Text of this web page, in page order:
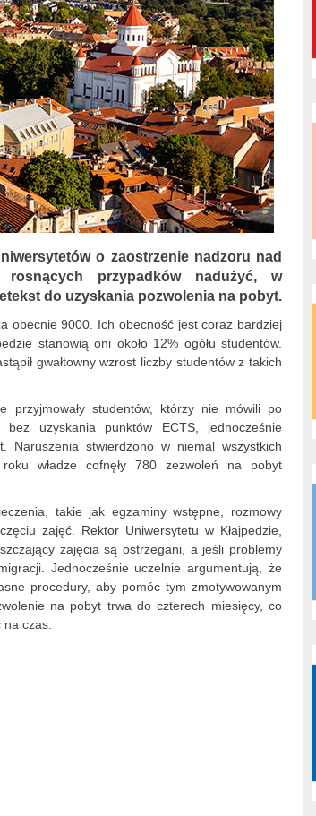
o zaostrzenie nadzoru nad
przypadków nadużyć, w
do uzyskania pozwolenia na pobyt.
obecnie 9000. Ich obecność jest coraz bardziej
stanowią oni około 12% ogółu studentów.
gwałtowny wzrost liczby studentów z takich
przyjmowały studentów, którzy nie mówili po
uzyskania punktów ECTS, jednocześnie
Naruszenia stwierdzono w niemal wszystkich
władze cofnęły 780 zezwoleń na pobyt
takie jak egzaminy wstępne, rozmowy
zajęć. Rektor Uniwersytetu w Kłajpedzie,
zajęcia są ostrzegani, a jeśli problemy
Jednocześnie uczelnie argumentują, że
procedury, aby pomóc tym zmotywowanym
na pobyt trwa do czterech miesięcy, co
czas.